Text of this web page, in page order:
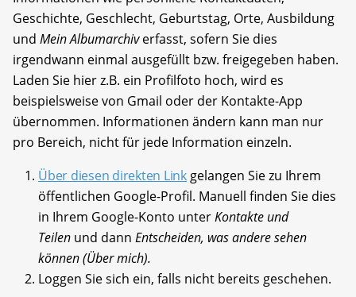
Geschichte, Geschlecht, Geburtstag, Orte, Ausbildung
und Mein Albumarchiverfasst, sofern Sie dies
irgendwann einmal ausgefüllt bzw. freigegeben haben.
Laden Sie hier z.B. ein Profilfoto hoch, wird es
beispielsweise von Gmail oder der Kontakte-App
übernommen. Informationen ändern kann man nur
pro Bereich, nicht für jede Information einzeln.
Über diesen direkten Linkgelangen Sie zu Ihrem
öffentlichen Google-Profil. Manuell finden Sie dies
in Ihrem Google-Konto unterKontakte und
Teilen und dann Entscheiden, was andere sehen
können (Über mich).
Loggen Sie sich ein, falls nicht bereits geschehen.